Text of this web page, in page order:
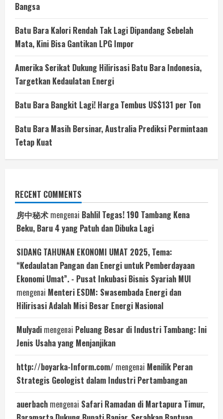
Bangsa
Batu Bara Kalori Rendah Tak Lagi Dipandang Sebelah
Mata, Kini Bisa Gantikan LPG Impor
Amerika Serikat Dukung Hilirisasi Batu Bara Indonesia,
Targetkan Kedaulatan Energi
Batu Bara Bangkit Lagi! Harga Tembus US$131 per Ton
Batu Bara Masih Bersinar, Australia Prediksi Permintaan
Tetap Kuat
RECENT COMMENTS
房中秘术 mengenai Bahlil Tegas! 190 Tambang Kena
Beku, Baru 4 yang Patuh dan Dibuka Lagi
SIDANG TAHUNAN EKONOMI UMAT 2025, Tema:
“Kedaulatan Pangan dan Energi untuk Pemberdayaan
Ekonomi Umat”. - Pusat Inkubasi Bisnis Syariah MUI
mengenai Menteri ESDM: Swasembada Energi dan
Hilirisasi Adalah Misi Besar Energi Nasional
Mulyadi mengenai Peluang Besar di Industri Tambang: Ini
Jenis Usaha yang Menjanjikan
http://boyarka-Inform.com/ mengenai Menilik Peran
Strategis Geologist dalam Industri Pertambangan
auerbach mengenai Safari Ramadan di Martapura Timur,